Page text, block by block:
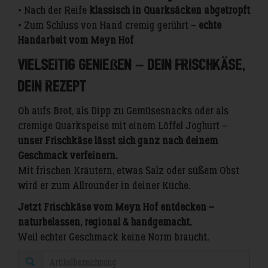
• Nach der Reife klassisch in Quarksäcken abgetropft
• Zum Schluss von Hand cremig gerührt – echte
Handarbeit vom Meyn Hof
Vielseitig genießen – dein Frischkäse,
dein Rezept
Ob aufs Brot, als Dipp zu Gemüsesnacks oder als
cremige Quarkspeise mit einem Löffel Joghurt –
unser Frischkäse lässt sich ganz nach deinem
Geschmack verfeinern.
Mit frischen Kräutern, etwas Salz oder süßem Obst
wird er zum Allrounder in deiner Küche.
Jetzt Frischkäse vom Meyn Hof entdecken –
naturbelassen, regional & handgemacht.
Weil echter Geschmack keine Norm braucht.